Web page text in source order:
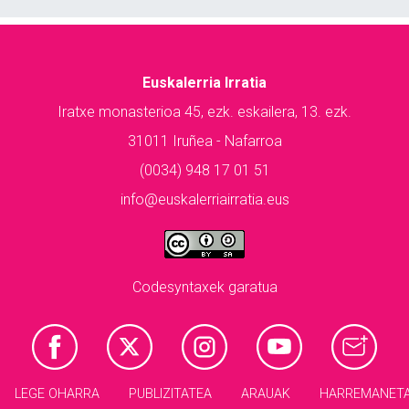
Euskalerria Irratia
Iratxe monasterioa 45, ezk. eskailera, 13. ezk.
31011 Iruñea - Nafarroa
(0034) 948 17 01 51
info@euskalerriairratia.eus
Codesyntaxek garatua
LEGE OHARRA PUBLIZITATEA ARAUAK